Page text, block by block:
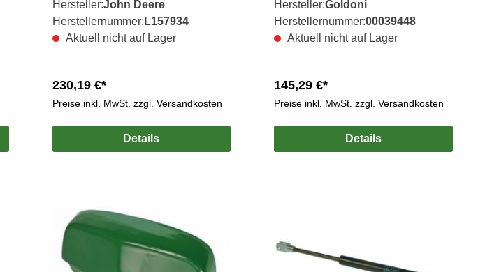
Hersteller:John Deere
Herstellernummer: L157934
Aktuell nicht auf Lager
230,19 €*
Preise inkl. MwSt. zzgl. Versandkosten
Details
Hersteller:Goldoni
Herstellernummer:00039448
Aktuell nicht auf Lager
145,29 €*
Preise inkl. MwSt. zzgl. Versandkosten
Details